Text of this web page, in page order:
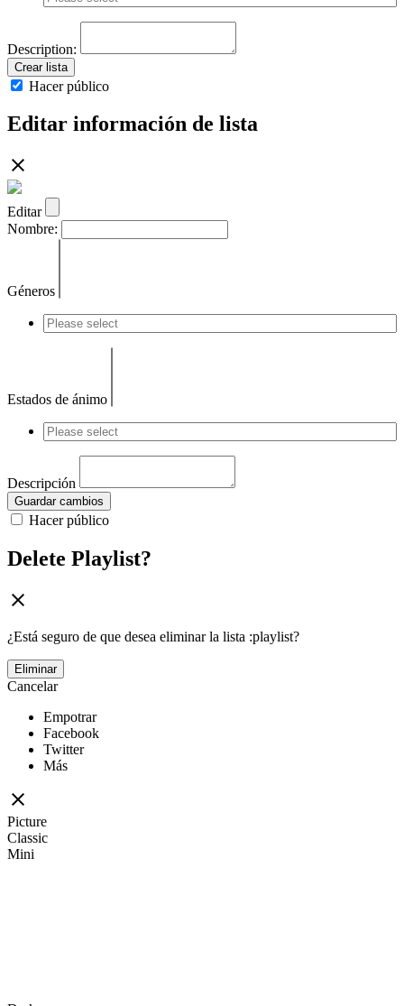
Description:
Crear lista
Hacer público
Editar información de lista
Editar
Nombre:
Géneros
Estados de ánimo
Descripción
Guardar cambios
Hacer público
Delete Playlist?
¿Está seguro de que desea eliminar la lista :playlist?
Eliminar
Cancelar
Empotrar
Facebook
Twitter
Más
Picture
Classic
Mini